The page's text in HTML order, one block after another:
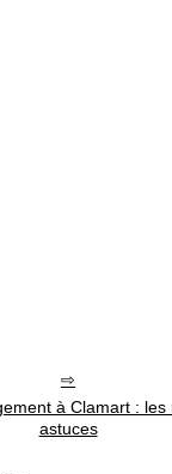
à Clamart : les
astuces